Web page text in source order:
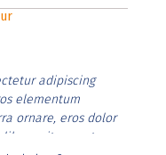
adipiscing
elementum
ornare, eros dolor
vitae erat.